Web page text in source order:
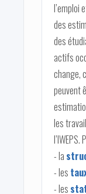
l’emploi
des
des
actifs
change,
peuvent
les
- la
- les
- les